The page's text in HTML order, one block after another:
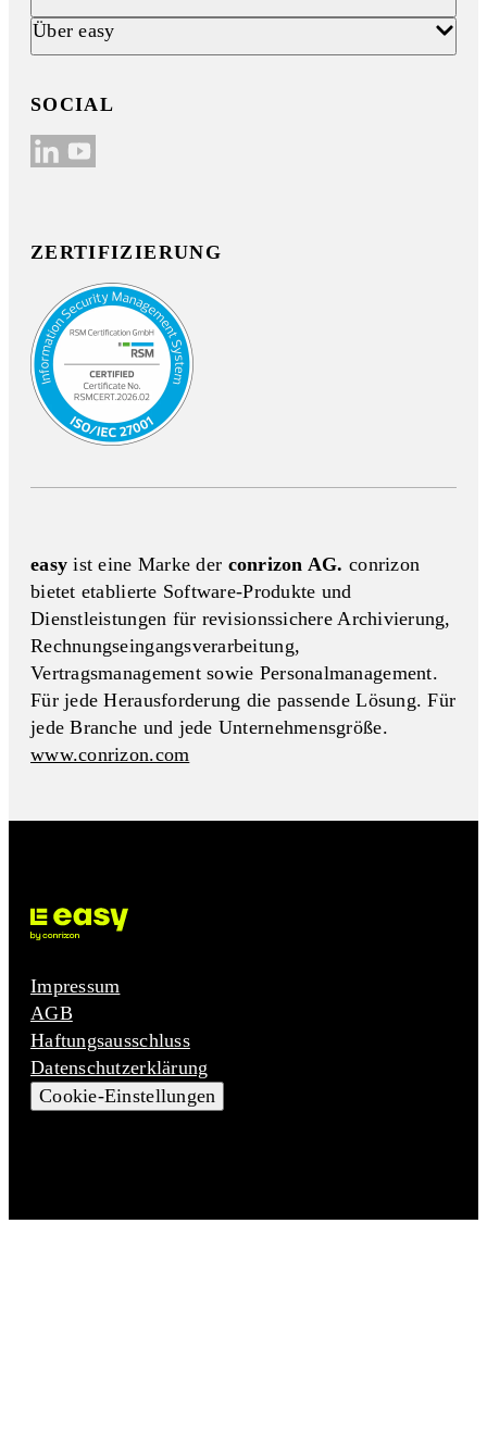
Über easy
SOCIAL
ZERTIFIZIERUNG
easyist eine Marke der conrizon AG. conrizon
bietet etablierte Software-Produkte und
Dienstleistungen für revisionssichere Archivierung,
Rechnungseingangs­verarbeitung,
Vertragsmanagement sowie Personalmanagement.
Für jede Herausforderung die passende Lösung. Für
jede Branche und jede Unternehmensgröße.
www.conrizon.com
Impressum
AGB
Haftungsausschluss
Datenschutzerklärung
Cookie-Einstellungen